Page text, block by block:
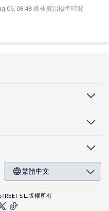
06, 08:48 格林威治標準時間
繁體中文
S.L.版權所有